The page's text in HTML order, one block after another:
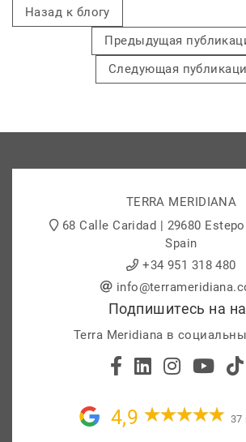
Назад к блогу
Предыдущая
Следующая
TERRA MERIDIANA
68 Calle Caridad | 29680
Spain
+34 951 318 480
Подпишитесь на
Terra Meridiana в
4,9 37